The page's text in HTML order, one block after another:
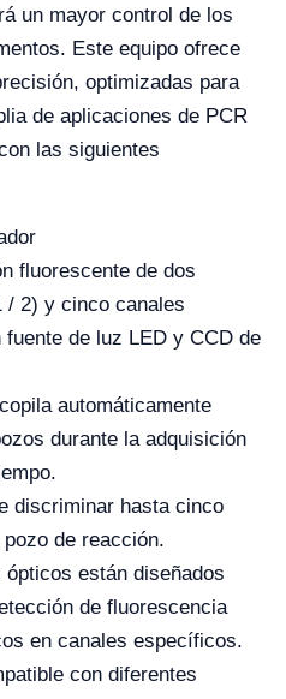
un mayor control de los
Este equipo ofrece
optimizadas para
de aplicaciones de PCR
las siguientes
fluorescente de dos
/ 2) y cinco canales
de luz LED y CCD de
automáticamente
durante la adquisición
discriminar hasta cinco
de reacción.
están diseñados
de fluorescencia
en canales específicos.
con diferentes